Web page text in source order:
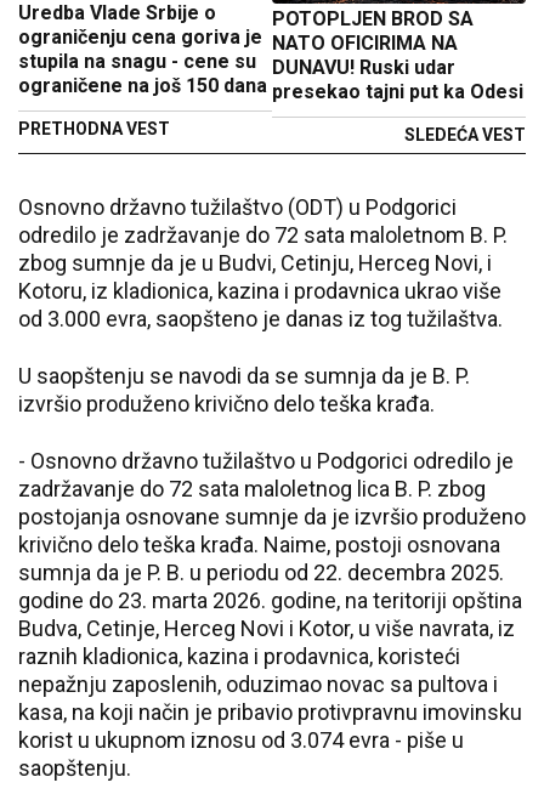
Uredba Vlade Srbije o
ograničenju cena goriva je
stupila na snagu - cene su
ograničene na još 150 dana
PRETHODNA VEST
POTOPLJEN BROD SA
NATO OFICIRIMA NA
DUNAVU! Ruski udar
presekao tajni put ka Odesi
SLEDEĆA VEST
Osnovno državno tužilaštvo (ODT) u Podgorici
odredilo je zadržavanje do 72 sata maloletnom B. P.
zbog sumnje da je u Budvi, Cetinju, Herceg Novi, i
Kotoru, iz kladionica, kazina i prodavnica ukrao više
od 3.000 evra, saopšteno je danas iz tog tužilaštva.
U saopštenju se navodi da se sumnja da je B. P.
izvršio produženo krivično delo teška krađa.
- Osnovno državno tužilaštvo u Podgorici odredilo je
zadržavanje do 72 sata maloletnog lica B. P. zbog
postojanja osnovane sumnje da je izvršio produženo
krivično delo teška krađa. Naime, postoji osnovana
sumnja da je P. B. u periodu od 22. decembra 2025.
godine do 23. marta 2026. godine, na teritoriji opština
Budva, Cetinje, Herceg Novi i Kotor, u više navrata, iz
raznih kladionica, kazina i prodavnica, koristeći
nepažnju zaposlenih, oduzimao novac sa pultova i
kasa, na koji način je pribavio protivpravnu imovinsku
korist u ukupnom iznosu od 3.074 evra - piše u
saopštenju.